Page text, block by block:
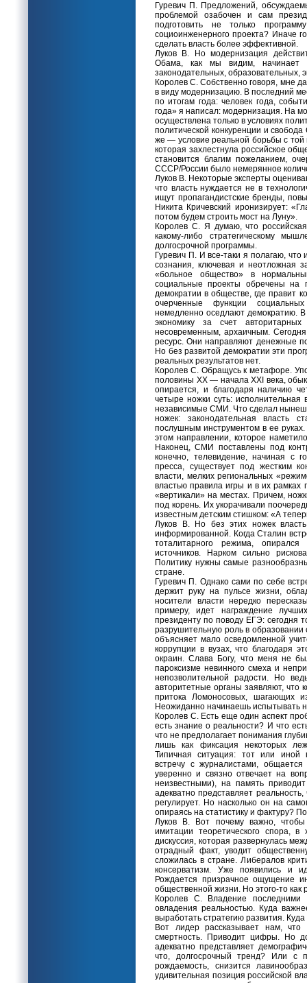
Гуревич П. Предложений,
проблемой озабочен и сам
подготовить не только
социоинженерного проекта? Иначе
сделать власть более эффективной.
Луков В. Но модернизация
Обама, как мы видим, начинает
законодательных, образовательных,
Королев С. Собственно говоря, мне
в виду модернизацию. В последний
по итогам года: человек года,
года» я написал: модернизация. На
осуществлена только в условиях
политической конкуренции и
же — условие реальной борьбы с той
которая захлестнула российское
становится благим пожеланием,
СССР/России было немерянное
Луков В. Некоторые эксперты
что власть нуждается не в
ищут пропагандистские бренды,
Никита Кричевский иронизирует:
потом будем строить мост на Луну».
Королев С. Я думаю, что
какому-либо стратегическому
долгосрочной программы.
Гуревич П. И все-таки я полагаю, что
сознания, ключевая и неотложная
«больное общество» в
социальные проекты обречены на
демократии в обществе, где правит
очерченные функции
немедленно оседлают демократию.
экономику за счет
несовременным, архаичным.
ресурс. Они направляют денежные
Но без развитой демократии эти
реальных результатов нет.
Королев С. Обращусь к метафоре.
половины XX — начала XXI века,
опирается, и благодаря наличию
четыре ножки суть: исполнительная
независимые СМИ. Что сделал
ножек: законодательная власть
послушным инструментом в ее
этом направлении, которое
Наконец, СМИ поставлены под
конечно, телевидение, начиная с
пресса, существует под жестким
власти, мелких региональных
властью правила игры и в их
«вертикали» на местах. Причем,
под корень. Их укорачивали
известным детским стишком: «А
Луков В. Но без этих ножек
информированной. Когда Сталин
тоталитарного режима,
источников. Нарком сильно
Политику нужны самые
стране.
Гуревич П. Однако сами по себе
держит руку на пульсе жизни,
носители власти нередко
примеру, идет награждение
президенту по поводу ЕГЭ: сегодня
разрушительную роль в
объясняет мало осведомленной
коррупции в вузах, что благодаря
окраин. Слава Богу, что меня не
пароксизме невинного смеха и
непозволительной радости. Но
авторитетные органы заявляют, что
притока Ломоносовых, шагающих
Неожиданно начинаешь испытывать
Королев С. Есть еще один аспект
есть знание о реальности? И что
что не предполагает понимания
лишь как фиксация некоторых
Типичная ситуация: тот или иной
встречу с журналистами,
уверенно и связно отвечает на
неизвестными), на память
адекватно представляет
регулирует. Но насколько он на
опираясь на статистику и фактуру?
Луков В. Вот почему важно,
имитации теоретического спора,
дискуссия, которая развернулась
отрадный факт, уводит
сложилась в стране. Либералов
консерватизм. Уже появились и
Рождается призрачное ощущение
общественной жизни. Но этого-то
Королев С. Владение последними
овладения реальностью. Куда
выработать стратегию развития.
Вот лидер рассказывает нам,
смертность. Приводит цифры. Но
адекватно представляет
что, долгосрочный тренд? Или с
рождаемость, снизится
удивительная позиция российской